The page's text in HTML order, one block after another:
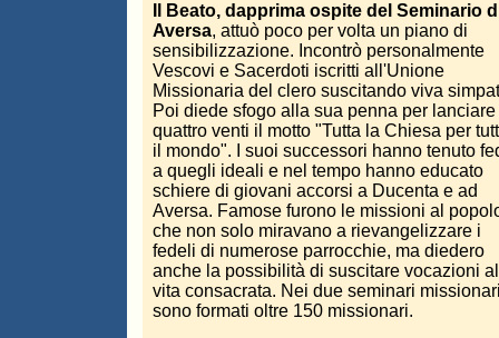
Il Beato, dapprima ospite del Seminario
Aversa, attuò poco per volta un piano di
sensibilizzazione. Incontrò personalmente
Vescovi e Sacerdoti iscritti all'Unione
Missionaria del clero suscitando viva
Poi diede sfogo alla sua penna per lanciare
quattro venti il motto "Tutta la Chiesa per
il mondo". I suoi successori hanno tenuto
a quegli ideali e nel tempo hanno educato
schiere di giovani accorsi a Ducenta e ad
Aversa. Famose furono le missioni al
che non solo miravano a rievangelizzare i
fedeli di numerose parrocchie, ma diedero
anche la possibilità di suscitare vocazioni
vita consacrata. Nei due seminari
sono formati oltre 150 missionari.